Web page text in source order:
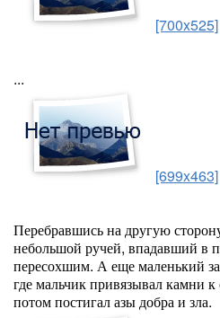
[700x525]
...
[699x463]
Перебравшись на другую
небольшой ручей, впадавший в
пересохшим. А еще маленький
где мальчик привязывал камни
потом постигал азы добра и зла.